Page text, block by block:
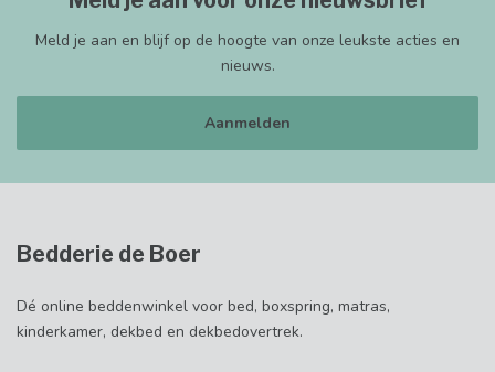
Meld je aan en blijf op de hoogte van onze leukste acties en
nieuws.
Aanmelden
Bedderie de Boer
Dé online beddenwinkel voor bed, boxspring, matras,
kinderkamer, dekbed en dekbedovertrek.